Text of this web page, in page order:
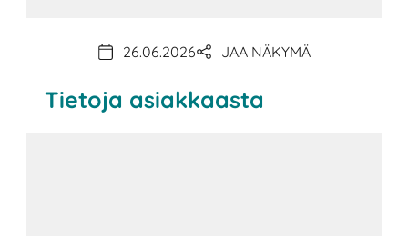
26.06.2026 JAA NÄKYMÄ
Tietoja asiakkaasta